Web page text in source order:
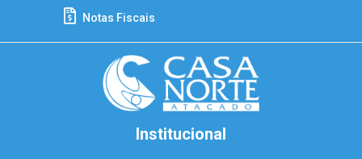
Notas Fiscais
Institucional